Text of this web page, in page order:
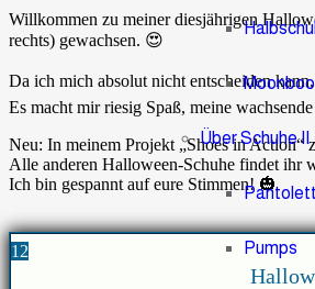
Über Schuhe II
Pumps
Willkommen zu meiner diesjährigen
rechts) gewachsen. 😍
Da ich mich absolut nicht entscheiden
Es macht mir riesig Spaß, meine
Neu: In meinem Projekt „Shoes in Action“
Alle anderen Halloween-Schuhe findet ihr
Ich bin gespannt auf eure Stimmen! 🎃
12